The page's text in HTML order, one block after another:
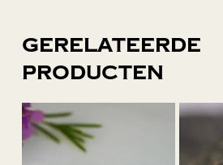
Gerelateerde
producten